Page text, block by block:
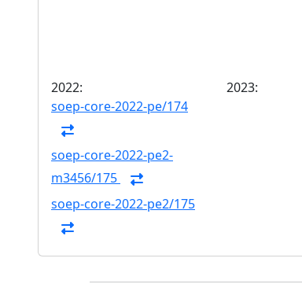
2022:
soep-core-2022-pe/174
soep-core-2022-pe2-
m3456/175
soep-core-2022-pe2/175
2023: